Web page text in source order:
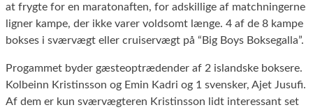
at frygte for en maratonaften, for adskillige af matchningerne
ligner kampe, der ikke varer voldsomt længe. 4 af de 8 kampe
bokses i sværvægt eller cruiservægt på “Big Boys Boksegalla”.
Progammet byder gæsteoptrædender af 2 islandske boksere.
Kolbeinn Kristinsson og Emin Kadri og 1 svensker, Ajet Jusufi.
Af dem er kun sværvægteren Kristinsson lidt interessant set